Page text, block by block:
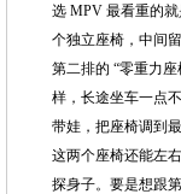
选 MPV 最看重的
个独立座椅，中间
第二排的 “零重力
样，长途坐车一点
带娃，把座椅调到
这两个座椅还能左
探身子。要是想跟